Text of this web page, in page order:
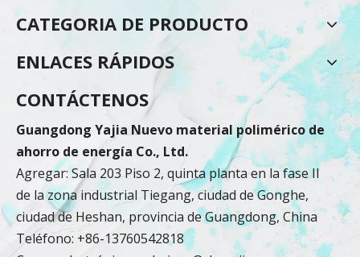
CATEGORIA DE PRODUCTO
ENLACES RÁPIDOS
CONTÁCTENOS
Guangdong Yajia Nuevo material polimérico de
ahorro de energía Co., Ltd.
Agregar: Sala 203 Piso 2, quinta planta en la fase II
de la zona industrial Tiegang, ciudad de Gonghe,
ciudad de Heshan, provincia de Guangdong, China
Teléfono: +86-13760542818